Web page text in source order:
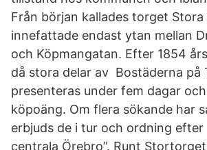
Från början kallades torget
innefattade endast ytan mellan
och Köpmangatan. Efter 1854
då stora delar av Bostäderna på
presenteras under fem dagar
köpoäng. Om flera sökande har
erbjuds de i tur och ordning
centrala Örebro”. Runt